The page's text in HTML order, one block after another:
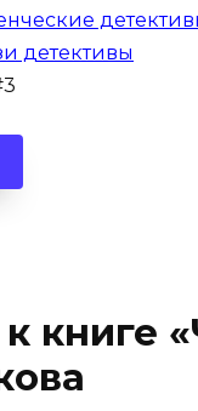
детективы
книге